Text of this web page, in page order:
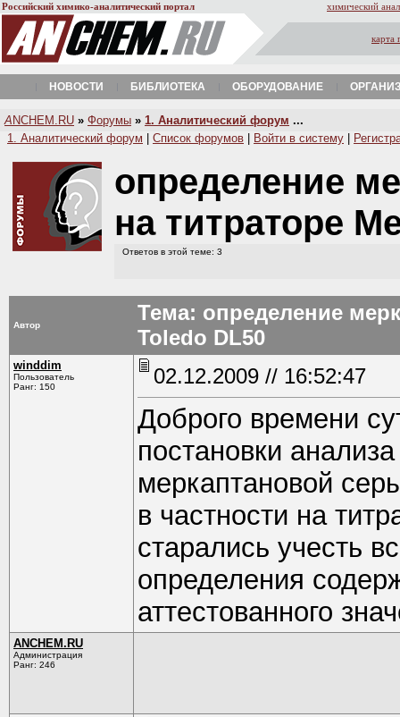
Российский химико-аналитический портал химический
карта
НОВОСТИ БИБЛИОТЕКА ОБОРУДОВАНИЕ
A NCHEM.RU » Форумы » 1. Аналитический форум ...
1. Аналитический форум
Список форумов Войти в систему
определение
на титраторе
Ответов в этой теме: 3
Автор
Тема: определение
Toledo DL50
winddim
Пользователь
Ранг: 150
02.12.2009 // 16:52:47
Доброго времени
постановки
меркаптановой
в частности на
старались учесть
определения
аттестованного
ANCHEM.RU
Администрация
Ранг: 246